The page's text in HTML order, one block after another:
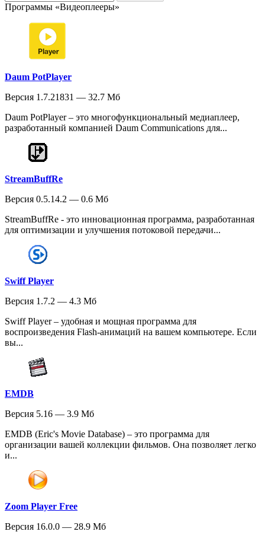
Программы «Видеоплееры»
Daum PotPlayer
Версия 1.7.21831 — 32.7 Мб
Daum PotPlayer – это многофункциональный медиаплеер,
разработанный компанией Daum Communications для...
StreamBuffRe
Версия 0.5.14.2 — 0.6 Мб
StreamBuffRe - это инновационная программа, разработанная
для оптимизации и улучшения потоковой передачи...
Swiff Player
Версия 1.7.2 — 4.3 Мб
Swiff Player – удобная и мощная программа для
воспроизведения Flash-анимаций на вашем компьютере. Если
вы...
EMDB
Версия 5.16 — 3.9 Мб
EMDB (Eric's Movie Database) – это программа для
организации вашей коллекции фильмов. Она позволяет легко
и...
Zoom Player Free
Версия 16.0.0 — 28.9 Мб